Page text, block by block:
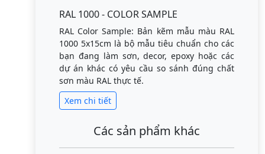
RAL 1000 - COLOR SAMPLE
RAL Color Sample: Bản kẽm mẫu màu RAL
1000 5x15cm là bộ mẫu tiêu chuẩn cho các
bạn đang làm sơn, decor, epoxy hoặc các
dự án khác có yêu cầu so sánh đúng chất
sơn màu RAL thực tế.
Xem chi tiết
Các sản phẩm khác